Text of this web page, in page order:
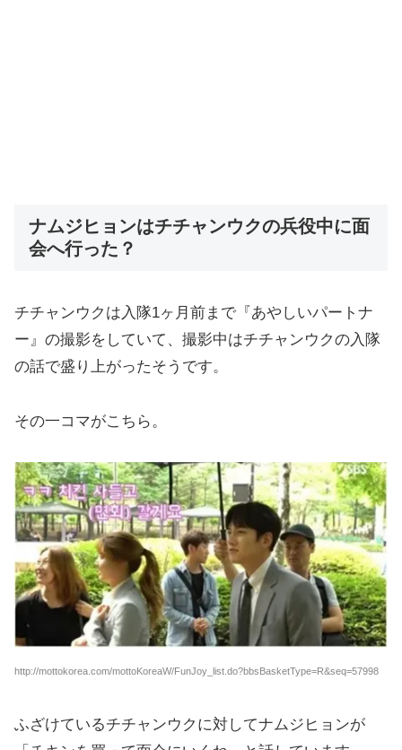
ナムジヒョンはチチャンウクの兵役中に面
会へ行った？
チチャンウクは入隊1ヶ月前まで『あやしいパートナ
ー』の撮影をしていて、撮影中はチチャンウクの入隊
の話で盛り上がったそうです。
その一コマがこちら。
http://mottokorea.com/mottoKoreaW/FunJoy_list.do?bbsBasketType=R&seq=57998
ふざけているチチャンウクに対してナムジヒョンが